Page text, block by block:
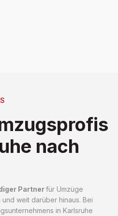
nach
Partnerfür Umzüge
weit darüber hinaus. Bei
in Karlsruhe